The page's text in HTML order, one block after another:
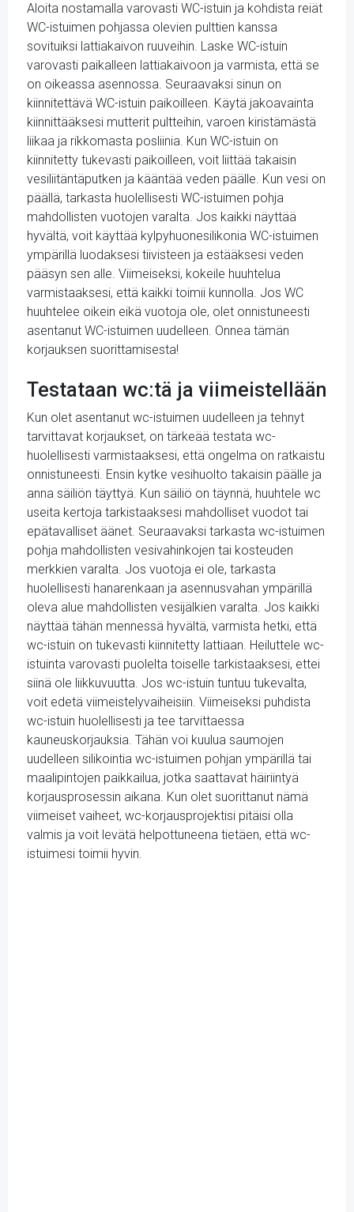
Aloita nostamalla varovasti WC-istuin ja kohdista reiät
WC-istuimen pohjassa olevien pulttien kanssa
sovituiksi lattiakaivon ruuveihin. Laske WC-istuin
varovasti paikalleen lattiakaivoon ja varmista, että se
on oikeassa asennossa. Seuraavaksi sinun on
kiinnitettävä WC-istuin paikoilleen. Käytä jakoavainta
kiinnittääksesi mutterit pultteihin, varoen kiristämästä
liikaa ja rikkomasta posliinia. Kun WC-istuin on
kiinnitetty tukevasti paikoilleen, voit liittää takaisin
vesiliitäntäputken ja kääntää veden päälle. Kun vesi on
päällä, tarkasta huolellisesti WC-istuimen pohja
mahdollisten vuotojen varalta. Jos kaikki näyttää
hyvältä, voit käyttää kylpyhuonesilikonia WC-istuimen
ympärillä luodaksesi tiivisteen ja estääksesi veden
pääsyn sen alle. Viimeiseksi, kokeile huuhtelua
varmistaaksesi, että kaikki toimii kunnolla. Jos WC
huuhtelee oikein eikä vuotoja ole, olet onnistuneesti
asentanut WC-istuimen uudelleen. Onnea tämän
korjauksen suorittamisesta!
Testataan wc:tä ja viimeistellään
Kun olet asentanut wc-istuimen uudelleen ja tehnyt
tarvittavat korjaukset, on tärkeää testata wc-
huolellisesti varmistaaksesi, että ongelma on ratkaistu
onnistuneesti. Ensin kytke vesihuolto takaisin päälle ja
anna säiliön täyttyä. Kun säiliö on täynnä, huuhtele wc
useita kertoja tarkistaaksesi mahdolliset vuodot tai
epätavalliset äänet. Seuraavaksi tarkasta wc-istuimen
pohja mahdollisten vesivahinkojen tai kosteuden
merkkien varalta. Jos vuotoja ei ole, tarkasta
huolellisesti hanarenkaan ja asennusvahan ympärillä
oleva alue mahdollisten vesijälkien varalta. Jos kaikki
näyttää tähän mennessä hyvältä, varmista hetki, että
wc-istuin on tukevasti kiinnitetty lattiaan. Heiluttele wc-
istuinta varovasti puolelta toiselle tarkistaaksesi, ettei
siinä ole liikkuvuutta. Jos wc-istuin tuntuu tukevalta,
voit edetä viimeistelyvaiheisiin. Viimeiseksi puhdista
wc-istuin huolellisesti ja tee tarvittaessa
kauneuskorjauksia. Tähän voi kuulua saumojen
uudelleen silikointia wc-istuimen pohjan ympärillä tai
maalipintojen paikkailua, jotka saattavat häiriintyä
korjausprosessin aikana. Kun olet suorittanut nämä
viimeiset vaiheet, wc-korjausprojektisi pitäisi olla
valmis ja voit levätä helpottuneena tietäen, että wc-
istuimesi toimii hyvin.